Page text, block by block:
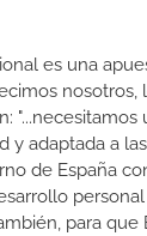
es una
nosotros,
"...necesitamos
y adaptada a
de España
para que